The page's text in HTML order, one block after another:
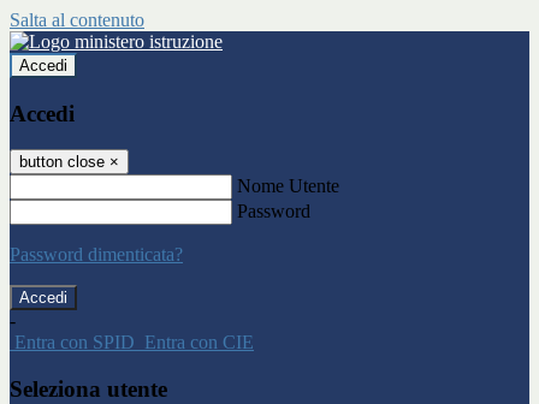
Salta al contenuto
Accedi
Accedi
button close ×
Nome Utente
Password
Password dimenticata?
-
Entra con SPID Entra con CIE
Seleziona utente